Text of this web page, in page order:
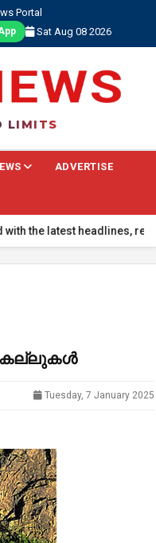
Portal
Sat Aug 08 2026
LIMITS
ADVERTISE
the latest headlines, real-
കല്ലുകൾ
Tuesday, 7 January 2025